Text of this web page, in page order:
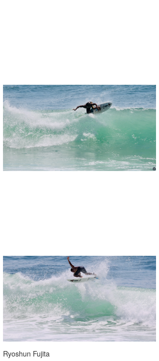
Ryoshun Fujita